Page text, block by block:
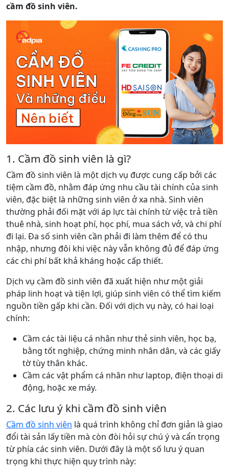
cầm đồ sinh viên.
1. Cầm đồ sinh viên là gì?
Cầm đồ sinh viên là một dịch vụ được cung cấp bởi các
tiệm cầm đồ, nhằm đáp ứng nhu cầu tài chính của sinh
viên, đặc biệt là những sinh viên ở xa nhà. Sinh viên
thường phải đối mặt với áp lực tài chính từ việc trả tiền
thuê nhà, sinh hoạt phí, học phí, mua sách vở, và chi phí
đi lại. Đa số sinh viên cần phải đi làm thêm để có thu
nhập, nhưng đôi khi việc này vẫn không đủ để đáp ứng
các chi phí bất khả kháng hoặc cấp thiết.
Dịch vụ cầm đồ sinh viên đã xuất hiện như một giải
pháp linh hoạt và tiện lợi, giúp sinh viên có thể tìm kiếm
nguồn tiền gấp khi cần. Đối với dịch vụ này, có hai loại
chính:
Cầm các tài liệu cá nhân như thẻ sinh viên, học bạ,
bằng tốt nghiệp, chứng minh nhân dân, và các giấy
tờ tùy thân khác.
Cầm các vật phẩm cá nhân như laptop, điện thoại di
động, hoặc xe máy.
2. Các lưu ý khi cầm đồ sinh viên
Cầm đồ sinh viên là quá trình không chỉ đơn giản là giao
đổi tài sản lấy tiền mà còn đòi hỏi sự chú ý và cẩn trọng
từ phía các sinh viên. Dưới đây là một số lưu ý quan
trọng khi thực hiện quy trình này: